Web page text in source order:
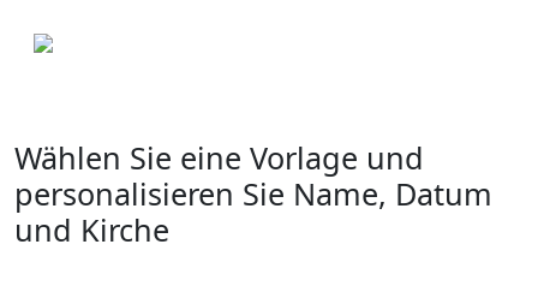
Wählen Sie eine Vorlage und
personalisieren Sie Name, Datum
und Kirche